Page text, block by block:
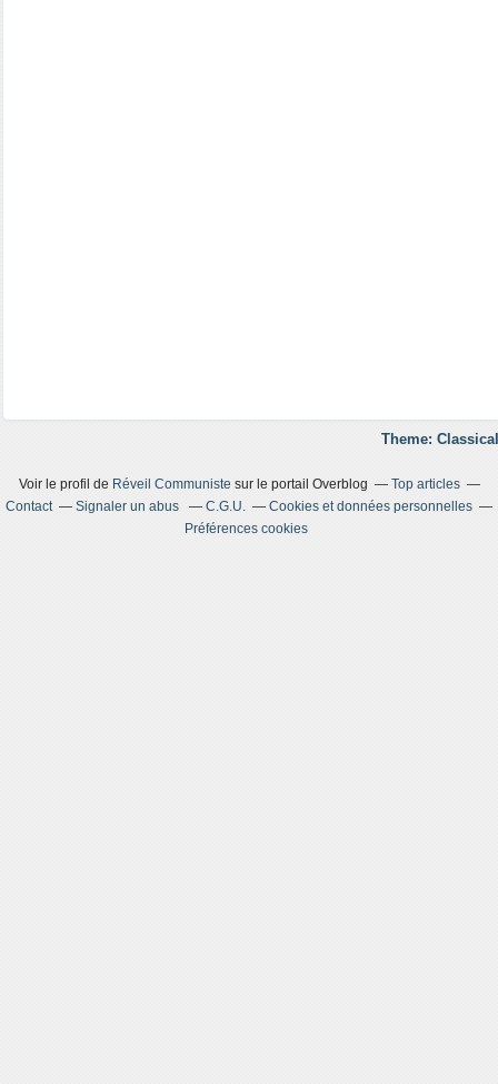
Theme:
Voir le profil de Réveil Communiste sur le portail Overblog
Top articles
Contact
Signaler un abus C.G.U.
Cookies et données personnelles
Préférences cookies